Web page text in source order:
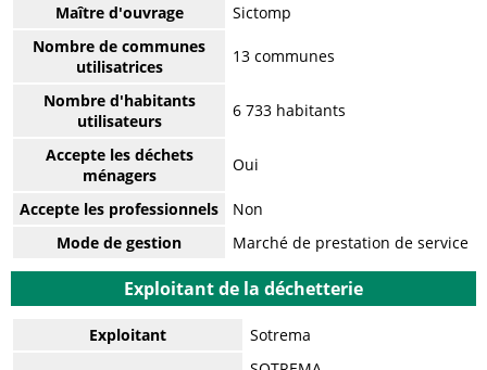
Maître d'ouvrage
Sictomp
Nombre de communes
utilisatrices
13 communes
Nombre d'habitants
utilisateurs
6 733 habitants
Accepte les déchets
ménagers
Oui
Accepte les professionnels
Non
Mode de gestion
Marché de prestation de service
Exploitant de la déchetterie
Exploitant
Sotrema